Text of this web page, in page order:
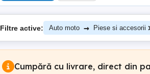
Filtre active: Auto moto → Piese si accesorii
Cumpără cu livrare, direct din